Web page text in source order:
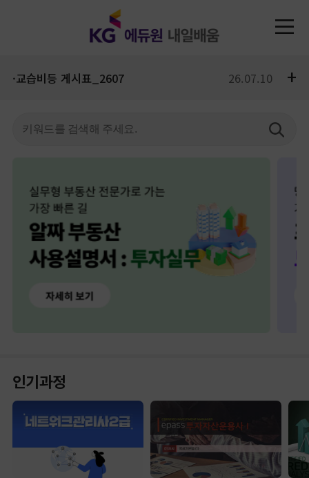
·교습비등 게시표_2607 26.07.10 +
인기과정